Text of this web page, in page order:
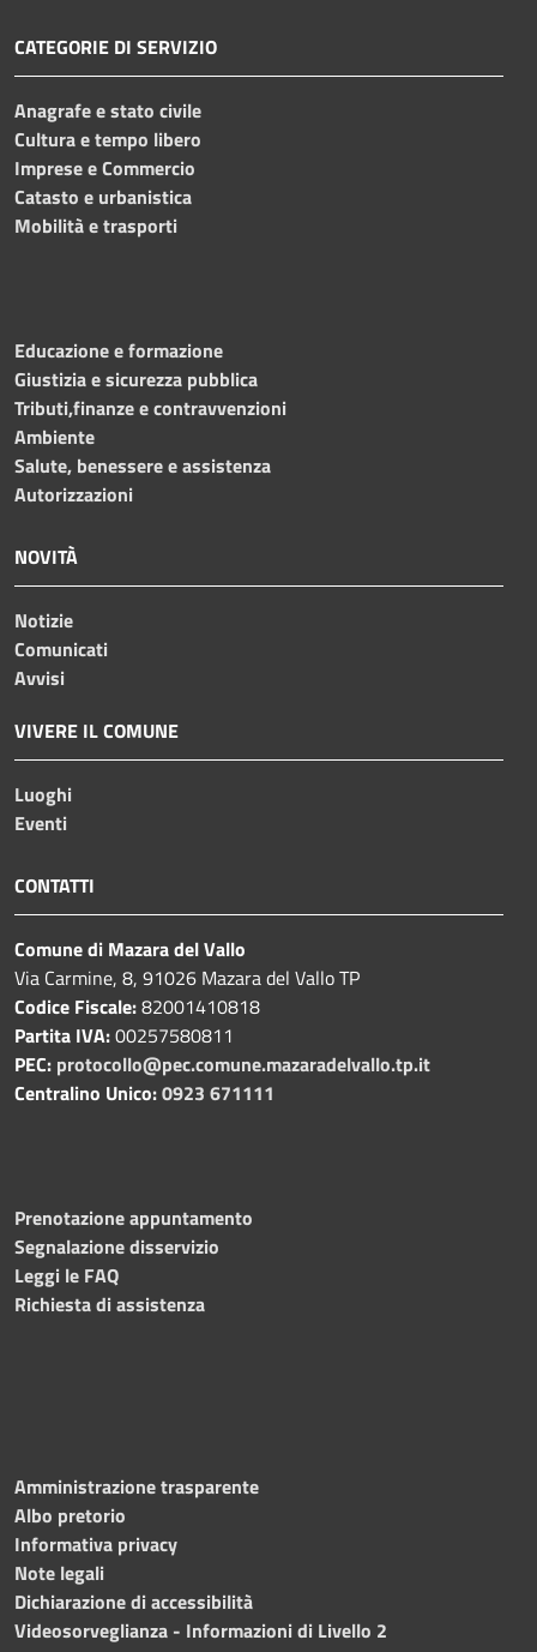
CATEGORIE DI SERVIZIO
Anagrafe e stato civile
Cultura e tempo libero
Imprese e Commercio
Catasto e urbanistica
Mobilità e trasporti
Educazione e formazione
Giustizia e sicurezza pubblica
Tributi,finanze e contravvenzioni
Ambiente
Salute, benessere e assistenza
Autorizzazioni
NOVITÀ
Notizie
Comunicati
Avvisi
VIVERE IL COMUNE
Luoghi
Eventi
CONTATTI
Comune di Mazara del Vallo
Via Carmine, 8, 91026 Mazara del Vallo TP
Codice Fiscale:82001410818
Partita IVA:00257580811
PEC: protocollo@pec.comune.mazaradelvallo.tp.it
Centralino Unico:0923 671111
Prenotazione appuntamento
Segnalazione disservizio
Leggi le FAQ
Richiesta di assistenza
Amministrazione trasparente
Albo pretorio
Informativa privacy
Note legali
Dichiarazione di accessibilità
Videosorveglianza - Informazioni di Livello 2